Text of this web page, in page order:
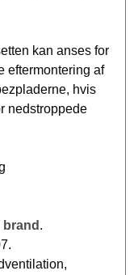
kan anses for
eftermontering af
hvis
nedstroppede
.